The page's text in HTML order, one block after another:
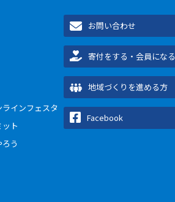
インフェスタ
ト
う
お問い合わせ
寄付をする・会員になる
地域づくりを進める方
Facebook